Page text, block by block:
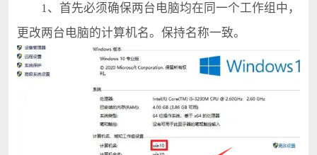
1、首先必须确保两台电脑均在同一个工作组中，
更改两台电脑的计算机名。保持名称一致。